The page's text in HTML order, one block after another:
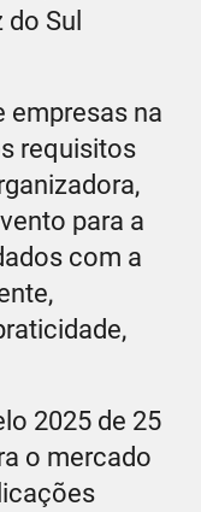
Sul
empresas na
requisitos
para a
com a
2025 de 25
o mercado